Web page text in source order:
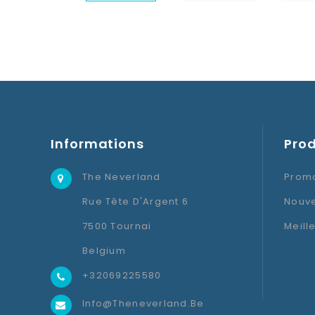
Informations
The Neverland
Rue Tête D'Argent 6
7500 Tournai
Belgium
+32069225580
Info@theneverland.be